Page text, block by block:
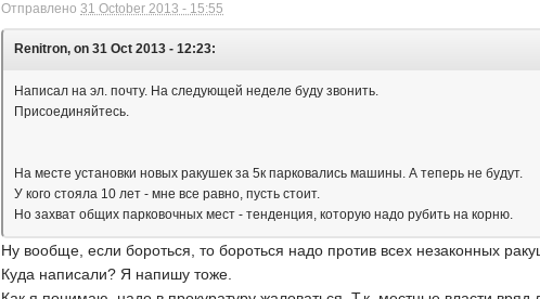
Отправлено31 October 2013 - 15:55
Renitron, on 31 Oct 2013 - 12:23:
Написал на эл. почту. На следующей неделе буду звонить.
Присоединяйтесь.
На месте установки новых ракушек за 5к парковались машины. А теперь не будут.
У кого стояла 10 лет - мне все равно, пусть стоит.
Но захват общих парковочных мест - тенденция, которую надо рубить на корню.
Ну вообще, если бороться, то бороться надо против всех незаконных
Куда написали? Я напишу тоже.